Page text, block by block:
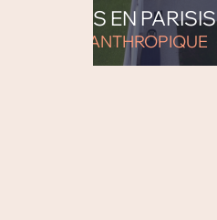
EN PARISIS
PHILANTHROPIQUE